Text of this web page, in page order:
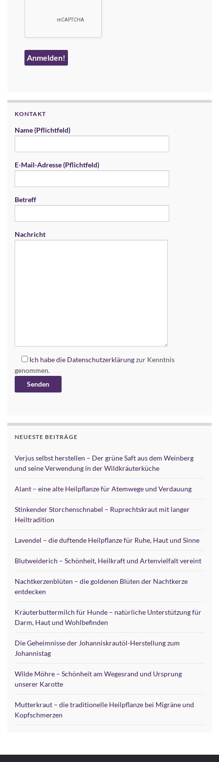
KONTAKT
Name (Pflichtfeld)
E-Mail-Adresse (Pflichtfeld)
Betreff
Nachricht
Ich habe die Datenschutzerklärungzur Kenntnis
genommen.
NEUESTE BEITRÄGE
Verjus selbst herstellen – Der grüne Saft aus dem Weinberg
und seine Verwendung in der Wildkräuterküche
Alant – eine alte Heilpflanze für Atemwege und Verdauung
Stinkender Storchenschnabel – Ruprechtskraut mit langer
Heiltradition
Lavendel – die duftende Heilpflanze für Ruhe, Haut und Sinne
Blutweiderich – Schönheit, Heilkraft und Artenvielfalt vereint
Nachtkerzenblüten – die goldenen Blüten der Nachtkerze
entdecken
Kräuterbuttermilch für Hunde – natürliche Unterstützung für
Darm, Haut und Wohlbefinden
Die Geheimnisse der Johanniskrautöl-Herstellung zum
Johannistag
Wilde Möhre – Schönheit am Wegesrand und Ursprung
unserer Karotte
Mutterkraut – die traditionelle Heilpflanze bei Migräne und
Kopfschmerzen